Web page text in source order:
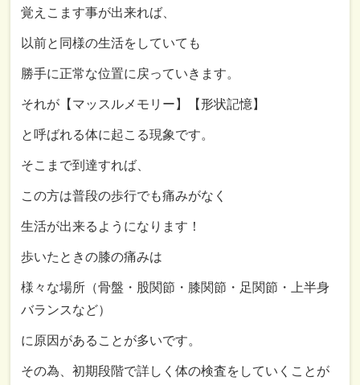
覚えこます事が出来れば、
以前と同様の生活をしていても
勝手に正常な位置に戻っていきます。
それが【マッスルメモリー】【形状記憶】
と呼ばれる体に起こる現象です。
そこまで到達すれば、
この方は普段の歩行でも痛みがなく
生活が出来るようになります！
歩いたときの膝の痛みは
様々な場所 （骨盤・股関節・膝関節・足関節・上半身
バランスなど）
に原因があることが多いです。
その為、初期段階で詳しく体の検査をしていくことが